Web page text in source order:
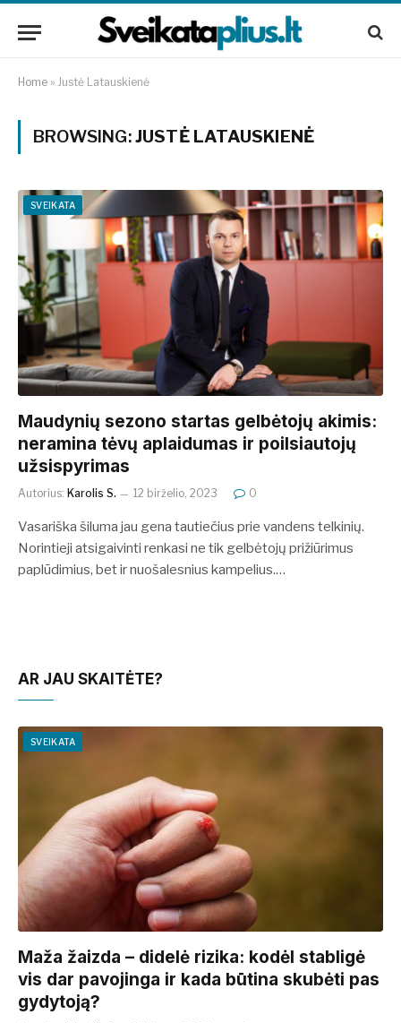
Home » Justė Latauskienė
BROWSING:JUSTĖ LATAUSKIENĖ
SVEIKATA
Maudynių sezono startas gelbėtojų akimis:
neramina tėvų aplaidumas ir poilsiautojų
užsispyrimas
Autorius: Karolis S. 12 birželio, 2023 0
Vasariška šiluma jau gena tautiečius prie vandens telkinių.
Norintieji atsigaivinti renkasi ne tik gelbėtojų prižiūrimus
paplūdimius, bet ir nuošalesnius kampelius.…
AR JAU SKAITĖTE?
SVEIKATA
​​Maža žaizda – didelė rizika: kodėl stabligė
vis dar pavojinga ir kada būtina skubėti pas
gydytoją?